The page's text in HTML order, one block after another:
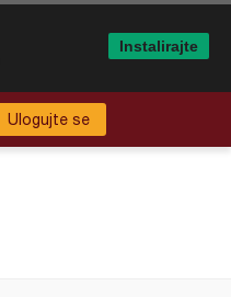
Ulogujte se
Instalirajte